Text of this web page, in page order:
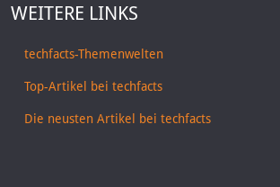
WEITERE LINKS
techfacts-Themenwelten
Top-Artikel bei techfacts
Die neusten Artikel bei techfacts